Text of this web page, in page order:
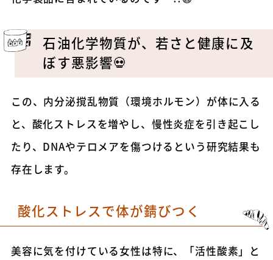
石油化学物質が、若さと健康に及
ぼす悪影響💀
この、内分泌撹乱物質（環境ホルモン）が体に入る
と、酸化ストレスを増やし、慢性炎症を引き起こし
たり、DNAやテロメアを傷つけるという研究結果も
存在します。
酸化ストレスで体が錆びつく
美容に気を付けている女性は特に、「活性酸素」と